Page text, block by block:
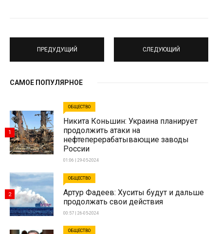
ПРЕДУДУЩИЙ СЛЕДУЮЩИЙ
САМОЕ ПОПУЛЯРНОЕ
ОБЩЕСТВО
Никита Коньшин: Украина планирует
продолжить атаки на
нефтеперерабатывающие заводы
России
01:06 | 29-05-2024
1
ОБЩЕСТВО
Артур Фадеев: Хуситы будут и дальше
продолжать свои действия
00:57 | 26-05-2024
2
ОБЩЕСТВО